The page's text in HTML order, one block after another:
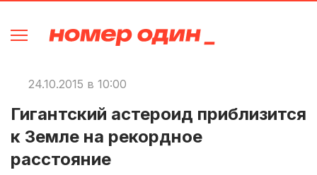
24.10.2015 в 10:00
Гигантский астероид приблизится
к Земле на рекордное
расстояние